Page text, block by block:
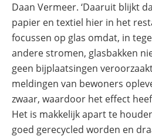
Daan Vermeer. ‘Daaruit blijkt
papier en textiel hier in het
focussen op glas omdat, in
andere stromen, glasbakken
geen bijplaatsingen
meldingen van bewoners
zwaar, waardoor het effect
Het is makkelijk apart te
goed gerecycled worden en